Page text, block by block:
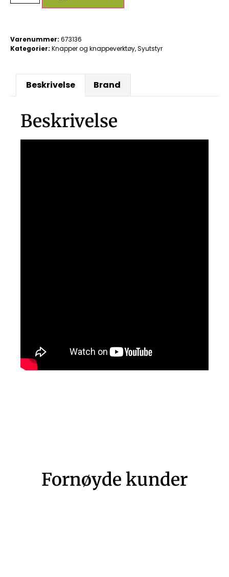
Varenummer: 673136
Kategorier: Knapper og knappeverktøy,Syutstyr
Beskrivelse Brand
Beskrivelse
Fornøyde kunder